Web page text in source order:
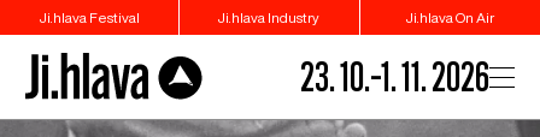
Ji.hlava Festival Ji.hlava Industry Ji.hlava On Air
23. 10.–1. 11. 2026